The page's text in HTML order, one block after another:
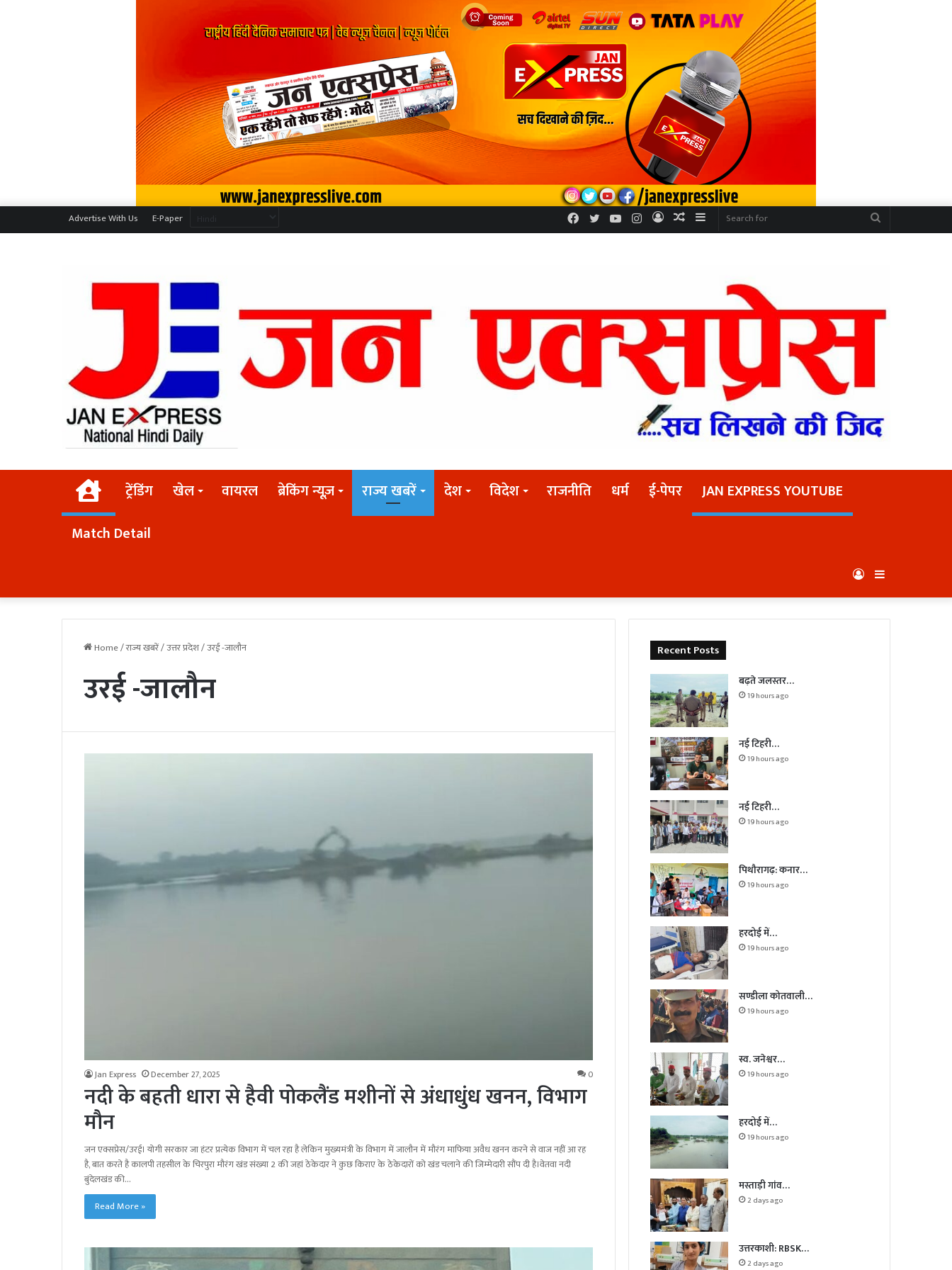
Advertise With Us E-Paper Sidebar
Random
Log
Instagram
YouTube
Twitter
Facebook
Homeट्रेंडिंग खेल वायरल ब्रेकिंग न्यूज़ राज्य खबरें देश विदेश राजनीति धर्म ई-पेपर
JAN EXPRESS YOUTUBE
Match Detail
Log
In
Home/राज्य खबरें/उत्तर प्रदेश/उरई -जालौन
उरई -जालौन
Jan Express December 27, 2025 0
नदी के बहती धारा से हैवी पोकलैंड मशीनों से अंधाधुंध खनन, विभाग
मौन
जन एक्सप्रेस/उरई। योगी सरकार जा हंटर प्रत्येक विभाग में चल रहा है लेकिन मुख्यमंत्री के विभाग में जालौन में मौरंग माफिया अवैध खनन करने से वाज नहीं आ रह
है, बात करते है कालपी तहसील के चिरपुरा मौरंग खंड संख्या 2 की जहां ठेकेदार ने कुछ किराए के ठेकेदारों को खंड चलाने की जिम्मेदारी सौंप दी है।वेतवा नदी
बुंदेलखंड की…
Read More »
Recent Posts
बढ़ते जलस्तर…
19 hours ago
नई टिहरी…
19 hours ago
नई टिहरी…
19 hours ago
पिथौरागढ़: कनार…
19 hours ago
हरदोई में…
19 hours ago
सण्डीला कोतवाली…
19 hours ago
स्व. जनेश्वर…
19 hours ago
हरदोई में…
19 hours ago
मस्ताड़ी गांव…
2 days ago
उत्तरकाशी: RBSK…
2 days ago